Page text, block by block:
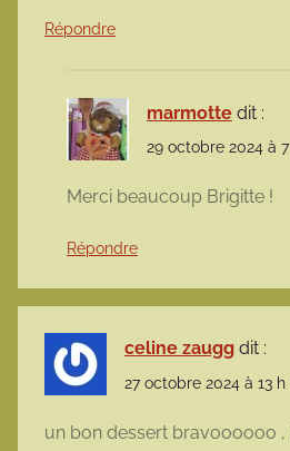
Répondre
marmotte dit :
29 octobre 2024 à
Merci beaucoup Brigitte !
Répondre
celine zaugg dit :
27 octobre 2024 à 13 h
un bon dessert bravoooooo